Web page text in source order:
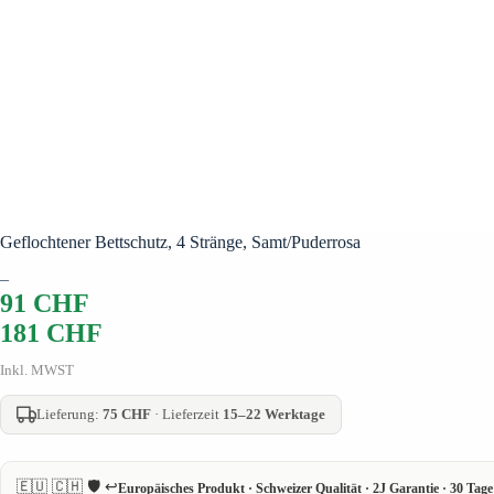
Geflochtener Bettschutz, 4 Stränge, Samt/Puderrosa
91 CHF
–
181 CHF
Inkl. MWST
Lieferung: 75 CHF · Lieferzeit 15–22 Werktage
🇪🇺 🇨🇭 🛡️ ↩️Europäisches Produkt · Schweizer Qualität · 2J Garantie · 30